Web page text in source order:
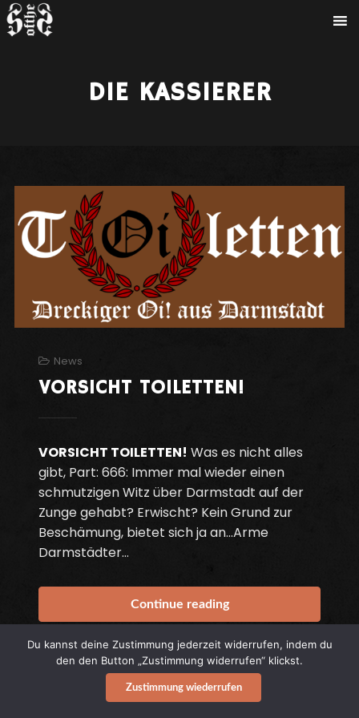
DIE KASSIERER
News
VORSICHT TOILETTEN!
VORSICHT TOILETTEN! Was es nicht alles
gibt, Part: 666: Immer mal wieder einen
schmutzigen Witz über Darmstadt auf der
Zunge gehabt? Erwischt? Kein Grund zur
Beschämung, bietet sich ja an…Arme
Darmstädter…
Continue reading
Du kannst deine Zustimmung jederzeit widerrufen, indem du
den den Button „Zustimmung widerrufen“ klickst.
Zustimmung wiederrufen